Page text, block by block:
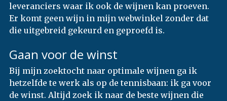
leveranciers waar ik ook de wijnen kan proeven.
Er komt geen wijn in mijn webwinkel zonder dat
die uitgebreid gekeurd en geproefd is.
Gaan voor de winst
Bij mijn zoektocht naar optimale wijnen ga ik
hetzelfde te werk als op de tennisbaan: ik ga voor
de winst. Altijd zoek ik naar de beste wijnen die